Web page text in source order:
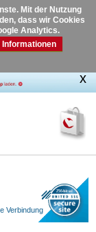
Mit der Nutzung
dass wir Cookies
Analytics.
Informationen
Verbindung